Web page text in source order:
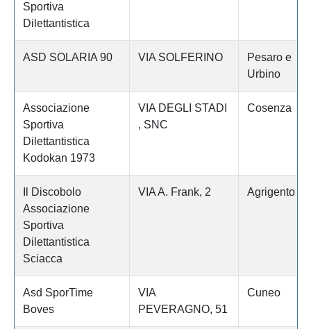
Sportiva
Dilettantistica
ASD SOLARIA 90 VIA SOLFERINO
Pesaro e
Urbino
Associazione
Sportiva
Dilettantistica
Kodokan 1973
VIA DEGLI STADI
, SNC
Cosenza
Il Discobolo
Associazione
Sportiva
Dilettantistica
Sciacca
VIA A. Frank, 2 Agrigento
Asd SporTime
Boves
VIA
PEVERAGNO, 51
Cuneo